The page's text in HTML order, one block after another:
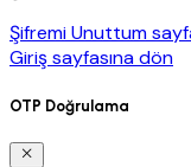
Şifremi Unuttum
Giriş sayfasına dön
OTP Doğrulama